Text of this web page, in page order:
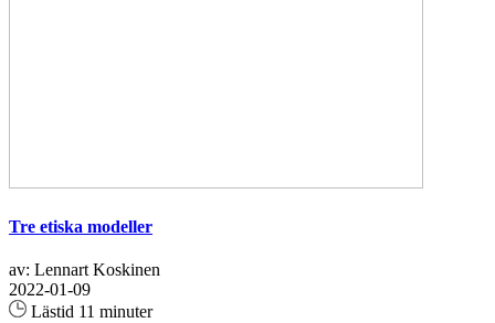
Tre etiska modeller
av: Lennart Koskinen
2022-01-09
Lästid 11 minuter